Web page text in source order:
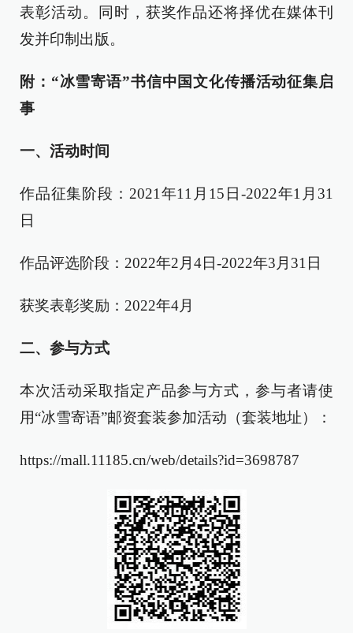
表彰活动。同时，获奖作品还将择优在媒体刊
发并印制出版。
附：“冰雪寄语”书信中国文化传播活动征集启
事
一、活动时间
作品征集阶段：2021年11月15日-2022年1月31
日
作品评选阶段：2022年2月4日-2022年3月31日
获奖表彰奖励：2022年4月
二、参与方式
本次活动采取指定产品参与方式，参与者请使
用“冰雪寄语”邮资套装参加活动（套装地址）：
https://mall.11185.cn/web/details?id=3698787